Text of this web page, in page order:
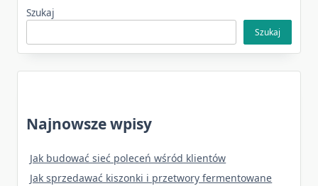
Szukaj
Szukaj
Najnowsze wpisy
Jak budować sieć poleceń wśród klientów
Jak sprzedawać kiszonki i przetwory fermentowane